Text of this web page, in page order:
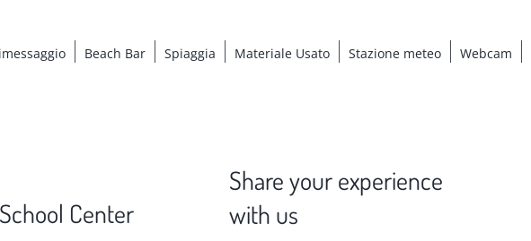
Beach Bar Spiaggia Materiale Usato Stazione meteo Webcam
Center
Share your experience
with us